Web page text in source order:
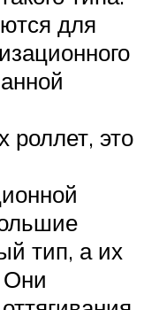
для
роллет, это
тип, а их
Они